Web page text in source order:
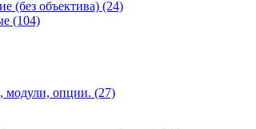
(без объектива) (24)
(104)
модули, опции. (27)